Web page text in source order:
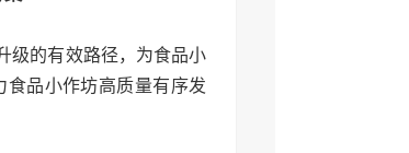
级的有效路径，为食品小
食品小作坊高质量有序发